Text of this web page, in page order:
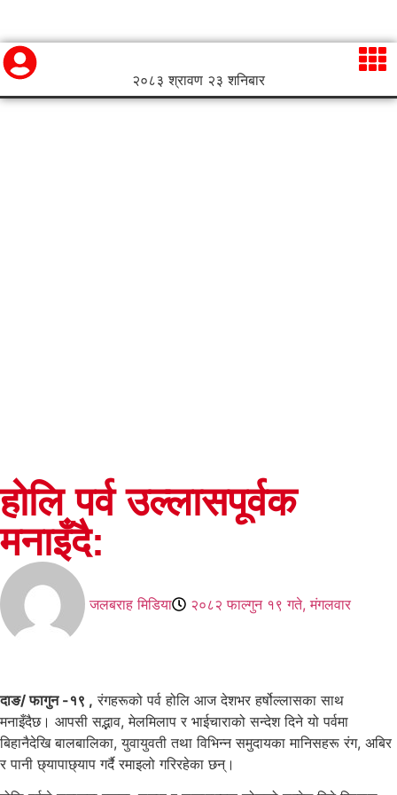
२०८३ श्रावण २३ शनिबार
होलि पर्व उल्लासपूर्वक
मनाइँदै:
जलबराह मिडिया २०८२ फाल्गुन १९ गते, मंगलवार
दाङ/ फागुन -१९ , रंगहरूको पर्व होलि आज देशभर हर्षोल्लासका साथ
मनाइँदैछ। आपसी सद्भाव, मेलमिलाप र भाईचाराको सन्देश दिने यो पर्वमा
बिहानैदेखि बालबालिका, युवायुवती तथा विभिन्न समुदायका मानिसहरू रंग, अबिर
र पानी छ्यापाछ्याप गर्दै रमाइलो गरिरहेका छन्।